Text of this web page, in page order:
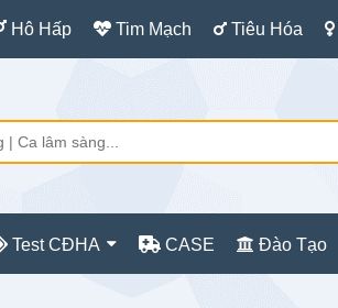
Hô Hấp Tim Mạch Tiêu Hóa
Test CĐHA CASE Đào Tạo